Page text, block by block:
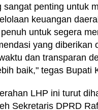
sangat penting untuk
keuangan
untuk segera
yang diberikan
dan transparan
baik," tegas Bupati
LHP ini turut
Sekretaris DPRD